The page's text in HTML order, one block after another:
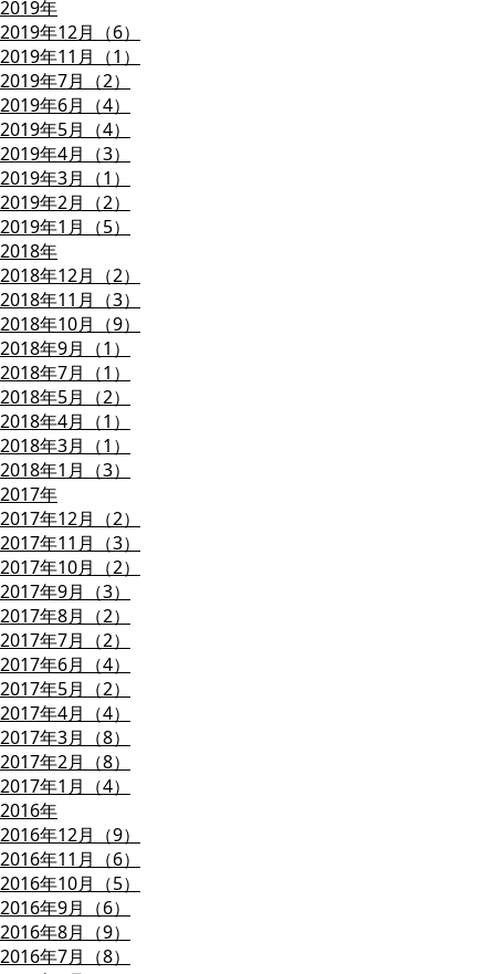
2019年
2019年12月（6）
2019年11月（1）
2019年7月（2）
2019年6月（4）
2019年5月（4）
2019年4月（3）
2019年3月（1）
2019年2月（2）
2019年1月（5）
2018年
2018年12月（2）
2018年11月（3）
2018年10月（9）
2018年9月（1）
2018年7月（1）
2018年5月（2）
2018年4月（1）
2018年3月（1）
2018年1月（3）
2017年
2017年12月（2）
2017年11月（3）
2017年10月（2）
2017年9月（3）
2017年8月（2）
2017年7月（2）
2017年6月（4）
2017年5月（2）
2017年4月（4）
2017年3月（8）
2017年2月（8）
2017年1月（4）
2016年
2016年12月（9）
2016年11月（6）
2016年10月（5）
2016年9月（6）
2016年8月（9）
2016年7月（8）